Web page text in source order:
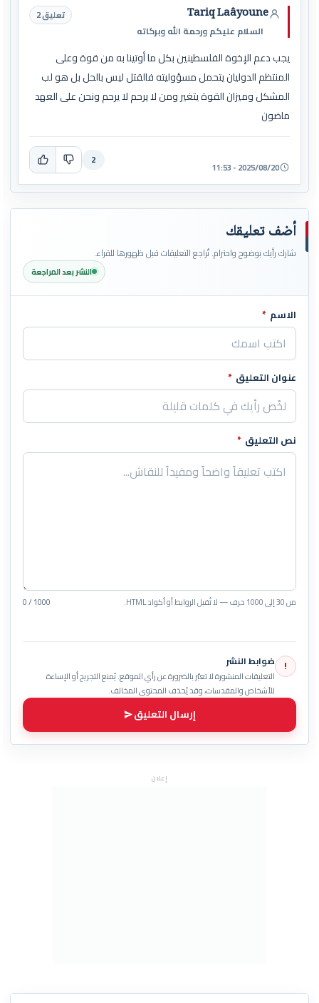
Tariq Laâyoune
السلام عليكم ورحمة الله وبركاته
تعليق 2
يجب دعم الإخوة الفلسطينين بكل ما أوتينا به من قوة وعلى
المنتظم الدوليان يتحمل مسؤوليته فالقتل ليس بالحل بل هو لب
المشكل وميزان القوة يتغير ومن لا يرحم لا يرحم ونحن على العهد
ماضون
2025/08/20 - 11:53
2
أضف تعليقك
شارك رأيك بوضوح واحترام. تُراجع التعليقات قبل ظهورها للقراء.
النشر بعد المراجعة
اترك هذا الحقل فارغاً
الاسم *
عنوان التعليق *
نص التعليق *
من 30 إلى 1000 حرف — لا تُقبل الروابط أو أكواد HTML. 0 / 1000
! ضوابط النشر
التعليقات المنشورة لا تعبّر بالضرورة عن رأي الموقع. يُمنع التجريح أو الإساءة
للأشخاص والمقدسات، وقد يُحذف المحتوى المخالف.
إرسال التعليق
إعلان